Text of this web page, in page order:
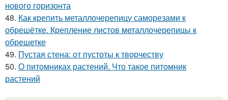
нового горизонта
48. Как крепить металлочерепицу саморезами к
обрешётке. Крепление листов металлочерепицы к
обрешетке
49. Пустая стена: от пустоты к творчеству
50. О питомниках растений. Что такое питомник
растений